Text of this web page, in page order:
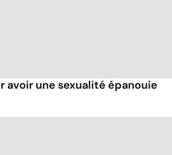
avoir une sexualité épanouie